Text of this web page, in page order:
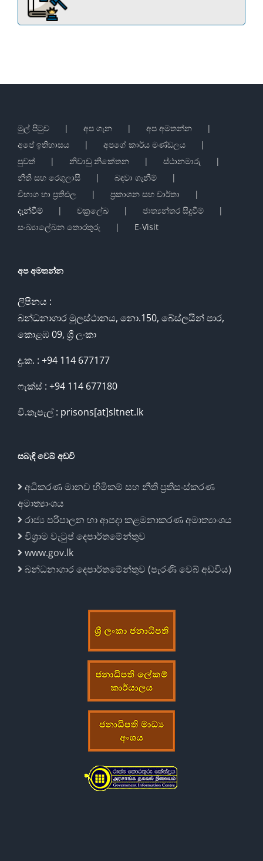
මුල් පිටුව අප ගැන
අප අමතන්න
අපේ ඉතිහාසය
අපගේ කාර්ය මණ්ඩලය
පුවත්
නිවාඩු නිකේතන
ස්ථානමාරු
නීති සහ රෙගුලාසි
බඳවා ගැනීම්
විභාග හා ප්‍රතිඵල
ප්‍රකාශන සහ වාර්තා
දැන්වීම්
චක්‍රලේඛ
ජාත්‍යන්තර සිදුවීම්
සංඛ්‍යාලේඛන තොරතුරු
E-Visit
අප අමතන්න
ලිපිනය :
බන්ධනාගාර මුලස්ථානය, නො.150, බේස්ලයින් පාර,
කොළඹ 09, ශ්‍රී ලංකා
දු.ක. : +94 114 677177
ෆැක්ස් : +94 114 677180
වි.තැපැල් : prisons[at]sltnet.lk
සබැඳි වෙබ් අඩවි
අධිකරණ මානව හිමිකම් සහ නීති ප්‍රතිසංස්කරණ
අමාත්‍යාංශය
රාජ්‍ය පරිපාලන හා ආපදා කළමනාකරණ අමාත්‍යාංශය
විශ්‍රාම වැටුප් දෙපාර්තමේන්තුව
www.gov.lk
බන්ධනාගාර දෙපාර්තමේන්තුව (පැරණි වෙබ් අඩවිය)